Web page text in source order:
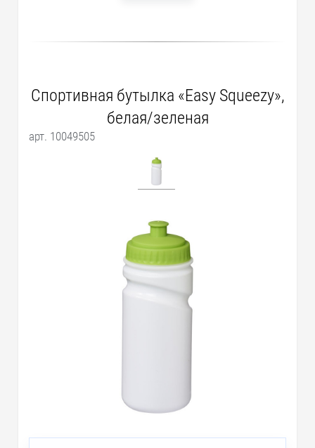
Спортивная бутылка «Easy Squeezy»,
белая/зеленая
арт. 10049505